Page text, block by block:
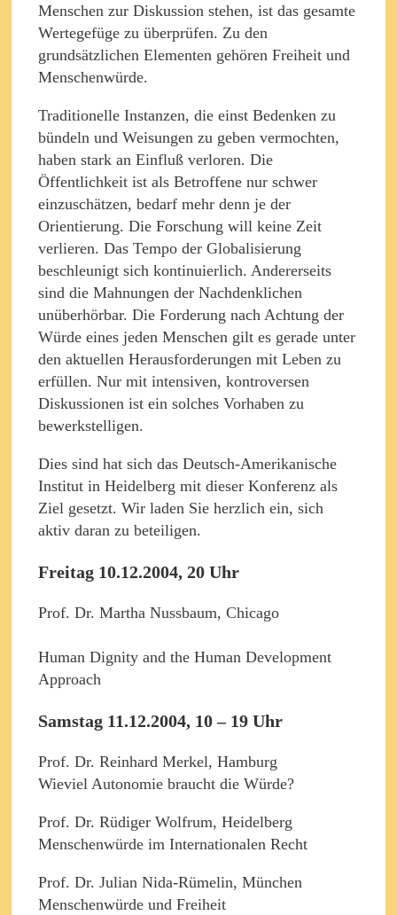
Menschen zur Diskussion stehen, ist das gesamte
Wertegefüge zu überprüfen. Zu den
grundsätzlichen Elementen gehören Freiheit und
Menschenwürde.
Traditionelle Instanzen, die einst Bedenken zu
bündeln und Weisungen zu geben vermochten,
haben stark an Einfluß verloren. Die
Öffentlichkeit ist als Betroffene nur schwer
einzuschätzen, bedarf mehr denn je der
Orientierung. Die Forschung will keine Zeit
verlieren. Das Tempo der Globalisierung
beschleunigt sich kontinuierlich. Andererseits
sind die Mahnungen der Nachdenklichen
unüberhörbar. Die Forderung nach Achtung der
Würde eines jeden Menschen gilt es gerade unter
den aktuellen Herausforderungen mit Leben zu
erfüllen. Nur mit intensiven, kontroversen
Diskussionen ist ein solches Vorhaben zu
bewerkstelligen.
Dies sind hat sich das Deutsch-Amerikanische
Institut in Heidelberg mit dieser Konferenz als
Ziel gesetzt. Wir laden Sie herzlich ein, sich
aktiv daran zu beteiligen.
Freitag 10.12.2004, 20 Uhr
Prof. Dr. Martha Nussbaum, Chicago
Human Dignity and the Human Development
Approach
Samstag 11.12.2004, 10 – 19 Uhr
Prof. Dr. Reinhard Merkel, Hamburg
Wieviel Autonomie braucht die Würde?
Prof. Dr. Rüdiger Wolfrum, Heidelberg
Menschenwürde im Internationalen Recht
Prof. Dr. Julian Nida-Rümelin, München
Menschenwürde und Freiheit